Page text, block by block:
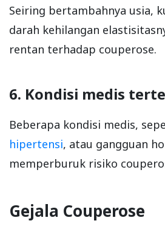
Seiring bertambahnya usia,
darah kehilangan
rentan terhadap couperose.
6. Kondisi medis
Beberapa kondisi medis,
hipertensi, atau gangguan
memperburuk risiko
Gejala Couperose